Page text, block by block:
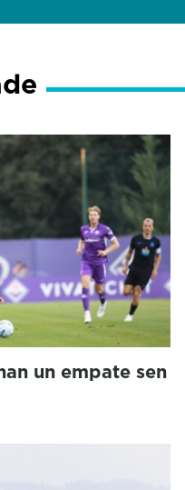
un empate sen